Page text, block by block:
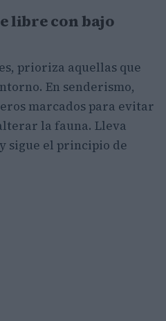
libre con bajo
prioriza aquellas que
En senderismo,
marcados para evitar
la fauna. Lleva
sigue el principio de